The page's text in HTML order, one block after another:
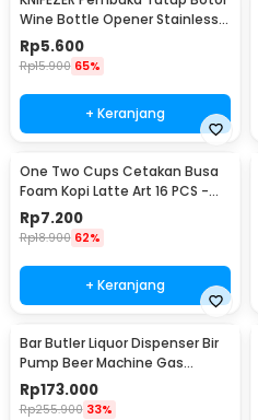
Wine Bottle Opener Stainless
Steel - WS01
Rp5.600
Rp15.900 65%
+ Keranjang
One Two Cups Cetakan Busa
Foam Kopi Latte Art 16 PCS -
JJYE01
Rp7.200
Rp18.900 62%
+ Keranjang
Bar Butler Liquor Dispenser Bir
Pump Beer Machine Gas
Station 900ml - P-36
Rp173.000
Rp255.900 33%